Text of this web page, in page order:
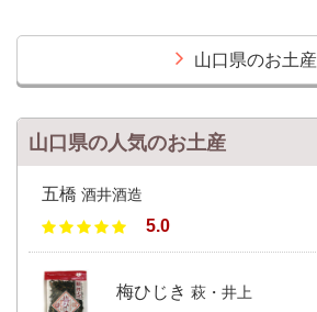
山口県のお土産
山口県の人気のお土産
五橋 酒井酒造
5.0
梅ひじき 萩・井上